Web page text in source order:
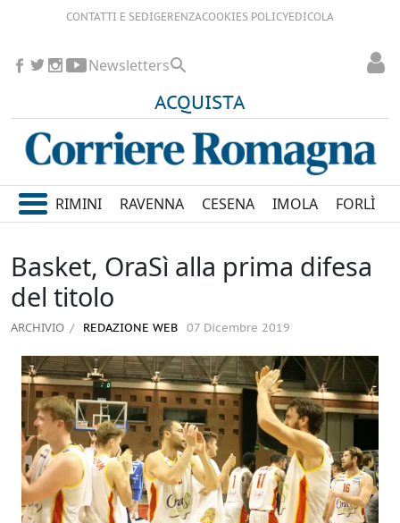
CONTATTI E SEDIGERENZACOOKIES POLICYEDICOLA
ACQUISTA
Newsletters
RIMINI RAVENNA CESENA IMOLA FORLÌ
Basket, OraSì alla prima difesa
del titolo
ARCHIVIO REDAZIONE WEB 07 Dicembre 2019